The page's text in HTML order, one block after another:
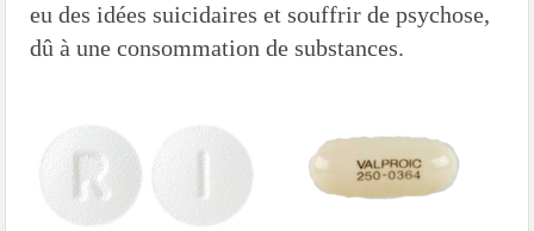
eu des idées suicidaires et souffrir de psychose,
dû à une consommation de substances.